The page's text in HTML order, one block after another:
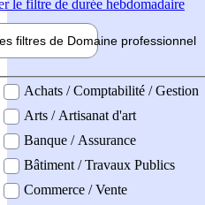
le filtre de durée hebdomadaire
filtres de Domaine professionnel
professionel
Achats / Comptabilité / Gestion
Arts / Artisanat d'art
Banque / Assurance
Bâtiment / Travaux Publics
Commerce / Vente